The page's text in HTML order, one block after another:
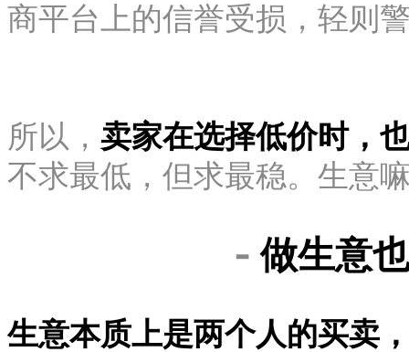
商平台上的信誉受损，轻则
所以， 卖家在选择低价时，
不求最低，但求最稳。生意
-做生意
生意本质上是两个人的买卖